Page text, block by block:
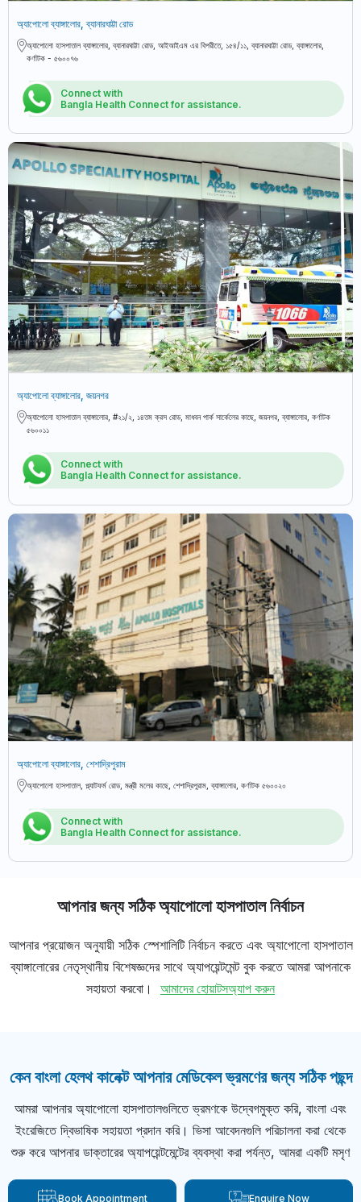
অ্যাপোলো ব্যাঙ্গালোর, ব্যানারঘাট্টা রোড
অ্যাপোলো হাসপাতাল ব্যাঙ্গালোর, ব্যানারঘাট্টা রোড, আইআইএম এর বিপরীতে, ১৫৪/১১, ব্যানারঘাট্টা রোড, ব্যাঙ্গালোর,
কর্ণাটক - ৫৬০০৭৬
Connect with
Bangla Health Connect for assistance.
অ্যাপোলো ব্যাঙ্গালোর, জয়নগর
অ্যাপোলো হাসপাতাল ব্যাঙ্গালোর, #২১/২, ১৪তম ক্রস রোড, মাধবন পার্ক সার্কেলের কাছে, জয়নগর, ব্যাঙ্গালোর, কর্ণাটক
৫৬০০১১
Connect with
Bangla Health Connect for assistance.
অ্যাপোলো ব্যাঙ্গালোর, শেশাদ্রিপুরাম
অ্যাপোলো হাসপাতাল, প্ল্যাটফর্ম রোড, মন্ত্রী মলের কাছে, শেশাদ্রিপুরাম, ব্যাঙ্গালোর, কর্ণাটক ৫৬০০২০
Connect with
Bangla Health Connect for assistance.
আপনার জন্য সঠিক অ্যাপোলো হাসপাতাল নির্বাচন
আপনার প্রয়োজন অনুযায়ী সঠিক স্পেশালিটি নির্বাচন করতে এবং অ্যাপোলো হাসপাতাল
ব্যাঙ্গালোরের নেতৃস্থানীয় বিশেষজ্ঞদের সাথে অ্যাপয়েন্টমেন্ট বুক করতে আমরা আপনাকে
সহায়তা করবো। আমাদের হোয়াটসঅ্যাপ করুন
কেন বাংলা হেলথ কানেক্ট আপনার মেডিকেল ভ্রমণের জন্য সঠিক পছন্দ
আমরা আপনার অ্যাপোলো হাসপাতালগুলিতে ভ্রমণকে উদ্বেগমুক্ত করি, বাংলা এবং
ইংরেজিতে দ্বিভাষিক সহায়তা প্রদান করি। ভিসা আবেদনগুলি পরিচালনা করা থেকে
শুরু করে আপনার ডাক্তারের অ্যাপয়েন্টমেন্টের ব্যবস্থা করা পর্যন্ত, আমরা একটি মসৃণ
Book Appointment Enquire Now